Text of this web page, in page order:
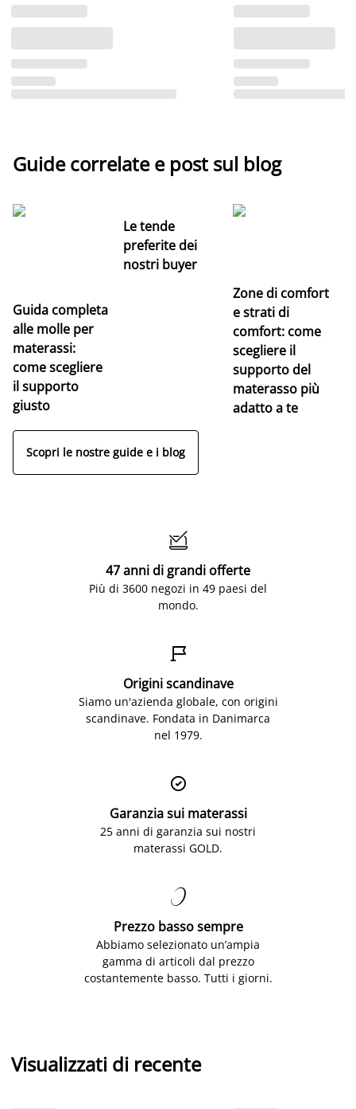
Guide correlate e post sul blog
Guida completa
alle molle per
materassi:
come scegliere
il supporto
giusto
Le tende
preferite dei
nostri buyer
Zone di comfort
e strati di
comfort: come
scegliere il
supporto del
materasso più
adatto a te
Scopri le nostre guide e i blog

47 anni di grandi offerte
Più di 3600 negozi in 49 paesi del
mondo.

Origini scandinave
Siamo un'azienda globale, con origini
scandinave. Fondata in Danimarca
nel 1979.

Garanzia sui materassi
25 anni di garanzia sui nostri
materassi GOLD.

Prezzo basso sempre
Abbiamo selezionato un’ampia
gamma di articoli dal prezzo
costantemente basso. Tutti i giorni.
Visualizzati di recente